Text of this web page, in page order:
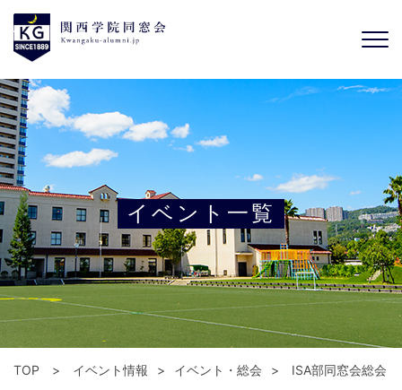
イベント一覧
TOP イベント情報 イベント・総会 ISA部同窓会総会